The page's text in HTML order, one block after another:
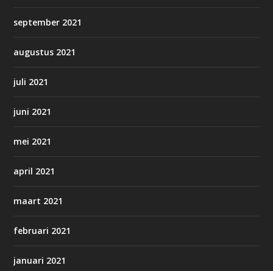
september 2021
augustus 2021
juli 2021
juni 2021
mei 2021
april 2021
maart 2021
februari 2021
januari 2021